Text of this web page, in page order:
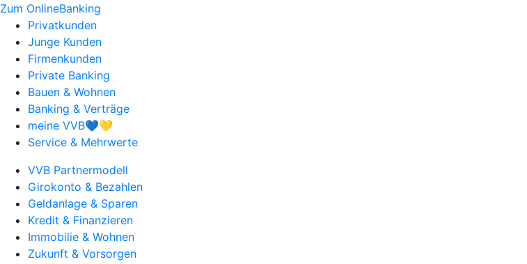
Zum OnlineBanking
Privatkunden
Junge Kunden
Firmenkunden
Private Banking
Bauen & Wohnen
Banking & Verträge
meine VVB💙💛
Service & Mehrwerte
VVB Partnermodell
Girokonto & Bezahlen
Geldanlage & Sparen
Kredit & Finanzieren
Immobilie & Wohnen
Zukunft & Vorsorgen